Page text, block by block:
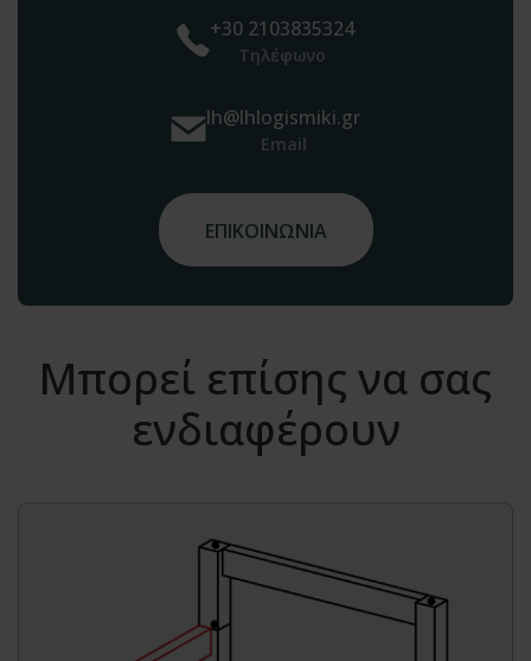
+30 2103835324
Τηλέφωνο
lh@lhlogismiki.gr
Email
ΕΠΙΚΟΙΝΩΝΙΑ
Μπορεί επίσης να σας
ενδιαφέρουν